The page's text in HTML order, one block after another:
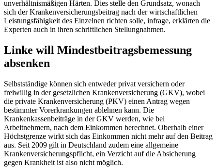
unverhältnismäßigen Härten. Dies stelle den Grundsatz, wonach
sich der Krankenversicherungsbeitrag nach der wirtschaftlichen
Leistungsfähigkeit des Einzelnen richten solle, infrage, erklärten die
Experten auch in ihren schriftlichen Stellungnahmen.
Linke will Mindestbeitragsbemessung
absenken
Selbstständige können sich entweder privat versichern oder
freiwillig in der gesetzlichen Krankenversicherung (GKV), wobei
die private Krankenversicherung (PKV) einen Antrag wegen
bestimmter Vorerkrankungen ablehnen kann. Die
Krankenkassenbeiträge in der GKV werden, wie bei
Arbeitnehmern, nach dem Einkommen berechnet. Oberhalb einer
Höchstgrenze wirkt sich das Einkommen nicht mehr auf den Beitrag
aus. Seit 2009 gilt in Deutschland zudem eine allgemeine
Krankenversicherungspflicht, ein Verzicht auf die Absicherung
gegen Krankheit ist also nicht möglich.